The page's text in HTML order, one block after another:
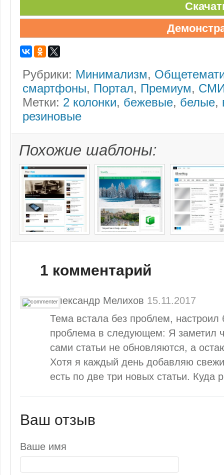
Рубрики: Минимализм,
смартфоны, Портал, Премиум, СМИ
Метки: 2 колонки, бежевые, белые,
резиновые
Похожие шаблоны:
1 комментарий
Александр Мелихов 15.11.2017
Тема встала без проблем,
проблема в следующем: Я заметил
сами статьи не обновляются, а
Хотя я каждый день добавляю
есть по две три новых статьи. Куда
Ваш отзыв
Ваше имя